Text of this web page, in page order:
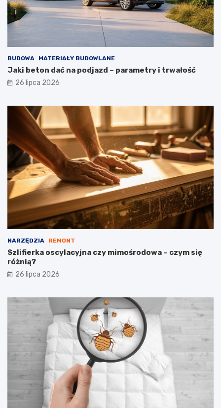
BUDOWA MATERIAŁY BUDOWLANE
Jaki beton dać na podjazd – parametry i trwałość
26 lipca 2026
NARZĘDZIA REMONT
Szlifierka oscylacyjna czy mimośrodowa – czym się
różnią?
26 lipca 2026